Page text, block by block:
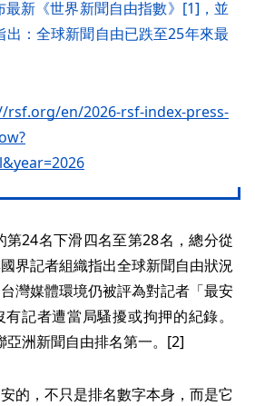
最新《世界新聞自由指數》[1]，並
出：全球新聞自由已跌至25年來最
rsf.org/en/2026-rsf-index-press-
第24名下滑四名至第28名，總分從
界記者組織指出全球新聞自由狀況
灣媒體環境仍被評為對記者「最安
記者遭當局騷擾或拘押的紀錄。
亞洲新聞自由排名第一。[2]
的，不只是排名數字本身，而是它